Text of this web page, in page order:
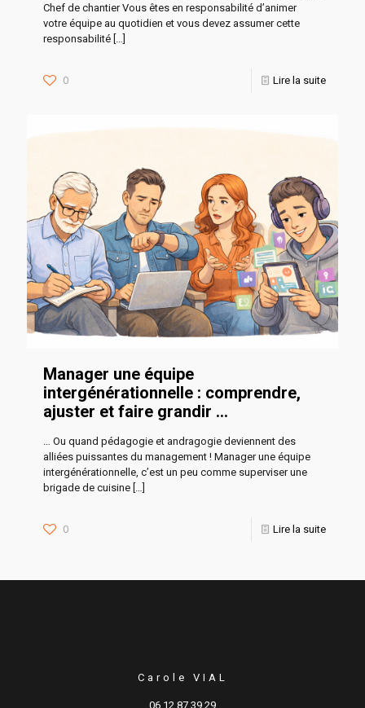
Chef de chantier Vous êtes en responsabilité d’animer
votre équipe au quotidien et vous devez assumer cette
responsabilité […]
0 Lire la suite
Manager une équipe
intergénérationnelle : comprendre,
ajuster et faire grandir …
… Ou quand pédagogie et andragogie deviennent des
alliées puissantes du management ! Manager une équipe
intergénérationnelle, c’est un peu comme superviser une
brigade de cuisine […]
0 Lire la suite
Carole VIAL
06 12 87 39 29